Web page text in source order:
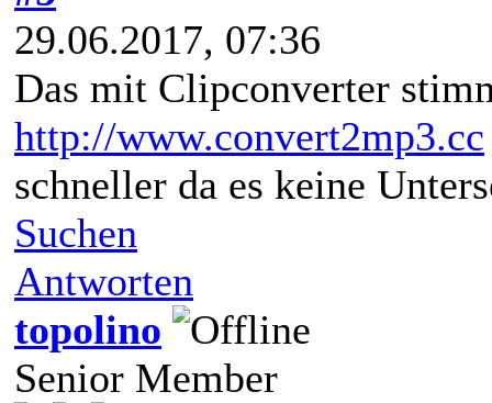
29.06.2017, 07:36
Das mit Clipconverter
http://www.convert2mp3.cc
schneller da es keine
Suchen
Antworten
topolino
Senior Member